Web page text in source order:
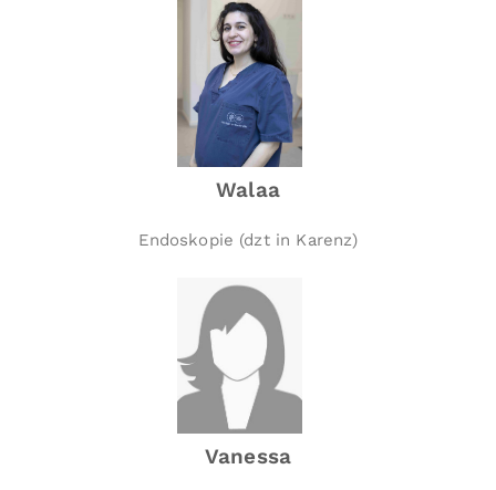
Walaa
Endoskopie (dzt in Karenz)
Vanessa